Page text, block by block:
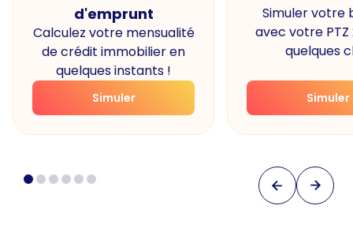
d'emprunt
Calculez votre mensualité
de crédit immobilier en
quelques instants !
Simuler
Simuler votre
avec votre PTZ
quelques
Simuler